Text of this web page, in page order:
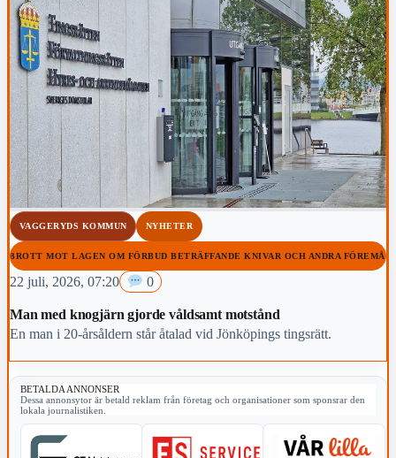
VAGGERYDS KOMMUN NYHETER
#BROTT MOT LAGEN OM FÖRBUD BETRÄFFANDE KNIVAR OCH ANDRA FÖREMÅL
22 juli, 2026, 07:20 0
Man med knogjärn gjorde våldsamt motstånd
En man i 20-årsåldern står åtalad vid Jönköpings tingsrätt.
BETALDA ANNONSER
Dessa annonsytor är betald reklam från företag och organisationer som sponsrar den
lokala journalistiken.